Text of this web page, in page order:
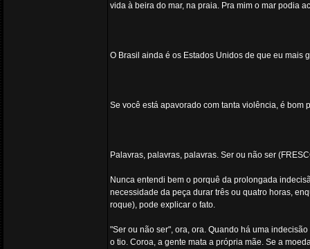
vida à beira do mar, na praia. Pra mim o mar podia
O Brasil ainda é os Estados Unidos de que eu mais
Se você está apavorado com tanta violência, é
Palavras, palavras, palavras. Ser ou não ser
Nunca entendi bem o porquê da prolongada
necessidade da peça durar três ou quatro horas,
roque), pode explicar o fato.
"Ser ou não ser", ora, ora. Quando há uma
o tio. Coroa, a gente mata a própria mãe. Se a